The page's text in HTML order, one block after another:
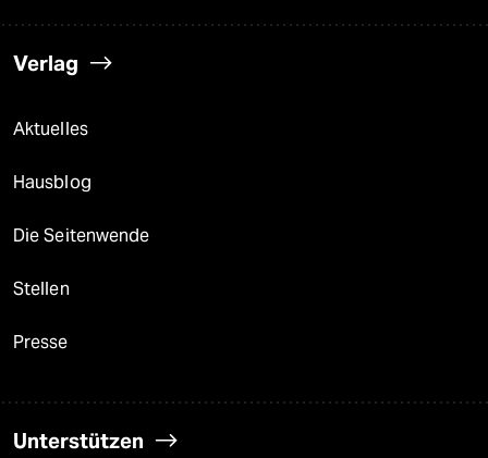
Verlag
Aktuelles
Hausblog
Die Seitenwende
Stellen
Presse
Unterstützen